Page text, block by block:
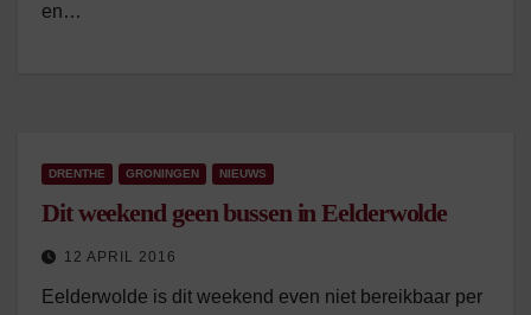
en…
DRENTHE GRONINGEN NIEUWS
Dit weekend geen bussen in Eelderwolde
12 APRIL 2016
Eelderwolde is dit weekend even niet bereikbaar per